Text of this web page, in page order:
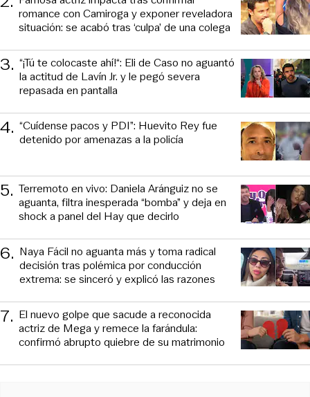
romance con Camiroga y exponer reveladora
situación: se acabó tras ‘culpa’ de una colega
3. “¡Tú te colocaste ahí!“: Eli de Caso no aguantó
la actitud de Lavín Jr. y le pegó severa
repasada en pantalla
4. “Cuídense pacos y PDI”: Huevito Rey fue
detenido por amenazas a la policía
5. Terremoto en vivo: Daniela Aránguiz no se
aguanta, filtra inesperada “bomba” y deja en
shock a panel del Hay que decirlo
6. Naya Fácil no aguanta más y toma radical
decisión tras polémica por conducción
extrema: se sinceró y explicó las razones
7. El nuevo golpe que sacude a reconocida
actriz de Mega y remece la farándula:
confirmó abrupto quiebre de su matrimonio